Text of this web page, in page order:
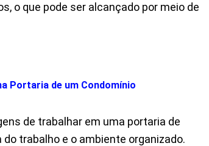
o que pode ser alcançado por meio de
Portaria de um Condomínio
de trabalhar em uma portaria de
trabalho e o ambiente organizado.